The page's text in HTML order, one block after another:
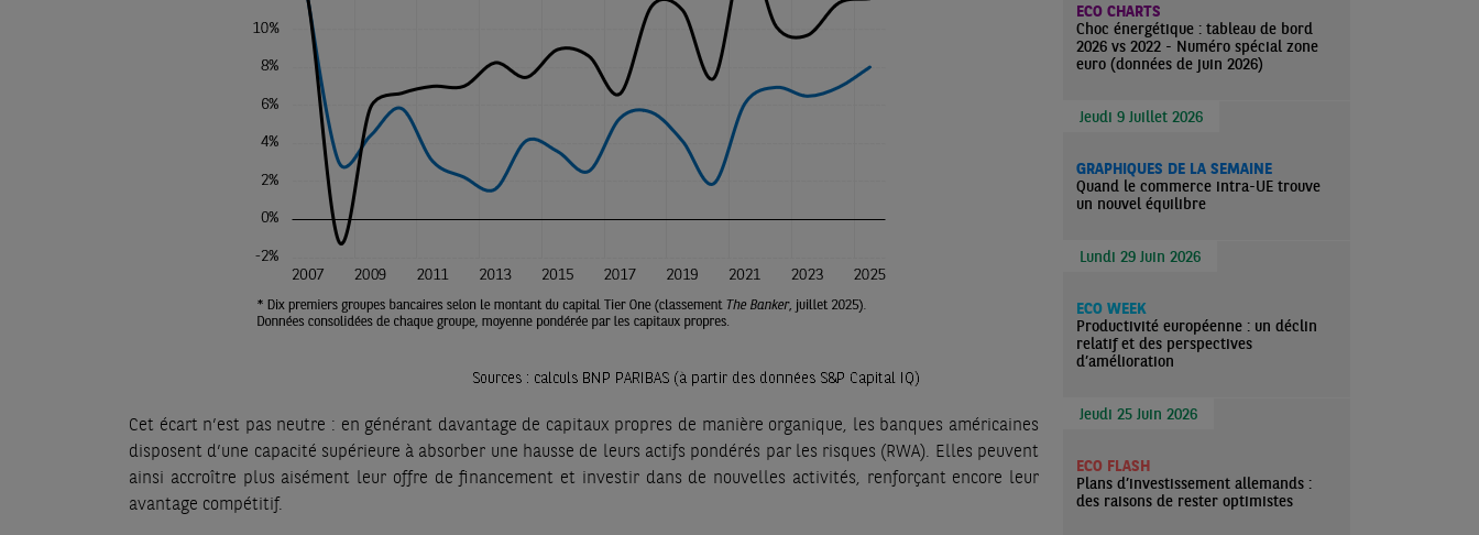
Cet écart n’est pas neutre : en générant davantage de capitaux propres de manière organique, les banques américaines
disposent d’une capacité supérieure à absorber une hausse de leurs actifs pondérés par les risques (RWA). Elles peuvent
ainsi accroître plus aisément leur offre de financement et investir dans de nouvelles activités, renforçant encore leur
avantage compétitif.
ECO CHARTS
Choc énergétique : tableau de bord
2026 vs 2022 - Numéro spécial zone
euro (données de juin 2026)
Jeudi 9 Juillet 2026
GRAPHIQUES DE LA SEMAINE
Quand le commerce intra-UE trouve
un nouvel équilibre
Lundi 29 Juin 2026
ECO WEEK
Productivité européenne : un déclin
relatif et des perspectives
d’amélioration
Jeudi 25 Juin 2026
ECO FLASH
Plans d’investissement allemands :
des raisons de rester optimistes